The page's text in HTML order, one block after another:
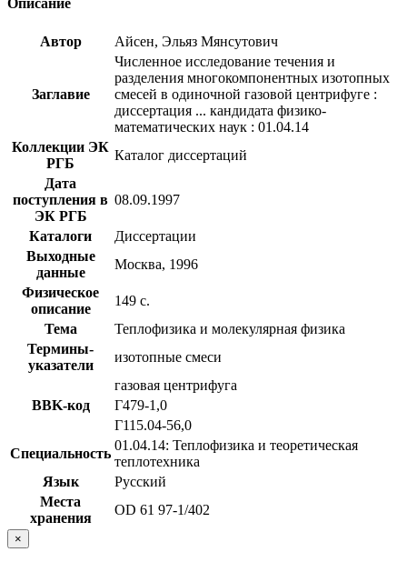
Автор Айсен, Эльяз Мянсутович
Заглавие
Численное исследование течения и
разделения многокомпонентных изотопных
смесей в одиночной газовой центрифуге :
диссертация ... кандидата физико-
математических наук : 01.04.14
Коллекции ЭК
РГБ
Каталог диссертаций
Дата
поступления в
ЭК РГБ
08.09.1997
Каталоги
Диссертации
Выходные
данные
Москва, 1996
Физическое
описание
149 с.
Тема
Теплофизика и молекулярная физика
Термины-
указатели
изотопные смеси
газовая центрифуга
BBK-код
Г479-1,0
Г115.04-56,0
Специальность
01.04.14: Теплофизика и теоретическая
теплотехника
Язык
Русский
Места
хранения
OD 61 97-1/402
×